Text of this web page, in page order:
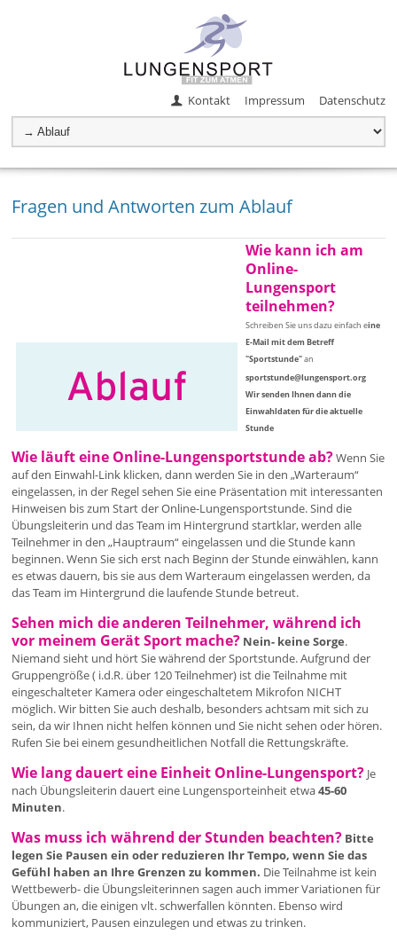
Kontakt Impressum Datenschutz
Fragen und Antworten zum Ablauf
Wie kann ich am
Online-
Lungensport
teilnehmen?
Schreiben Sie uns dazu einfach eine
E-Mail mit dem Betreff
"Sportstunde"an
sportstunde@lungensport.org
Wir senden Ihnen dann die
Einwahldaten für die aktuelle
Stunde
Wie läuft eine Online-Lungensportstunde ab?Wenn Sie
auf den Einwahl-Link klicken, dann werden Sie in den „Warteraum“
eingelassen, in der Regel sehen Sie eine Präsentation mit interessanten
Hinweisen bis zum Start der Online-Lungensportstunde. Sind die
Übungsleiterin und das Team im Hintergrund startklar, werden alle
Teilnehmer in den „Hauptraum“ eingelassen und die Stunde kann
beginnen. Wenn Sie sich erst nach Beginn der Stunde einwählen, kann
es etwas dauern, bis sie aus dem Warteraum eingelassen werden, da
das Team im Hintergrund die laufende Stunde betreut.
Sehen mich die anderen Teilnehmer, während ich
vor meinem Gerät Sport mache? Nein- keine Sorge.
Niemand sieht und hört Sie während der Sportstunde. Aufgrund der
Gruppengröße ( i.d.R. über 120 Teilnehmer) ist die Teilnahme mit
eingeschalteter Kamera oder eingeschaltetem Mikrofon NICHT
möglich. Wir bitten Sie auch deshalb, besonders achtsam mit sich zu
sein, da wir Ihnen nicht helfen können und Sie nicht sehen oder hören.
Rufen Sie bei einem gesundheitlichen Notfall die Rettungskräfte.
Wie lang dauert eine Einheit Online-Lungensport? Je
nach Übungsleiterin dauert eine Lungensporteinheit etwa45-60
Minuten.
Was muss ich während der Stunden beachten? Bitte
legen Sie Pausen ein oder reduzieren Ihr Tempo, wenn Sie das
Gefühl haben an Ihre Grenzen zu kommen. Die Teilnahme ist kein
Wettbewerb- die Übungsleiterinnen sagen auch immer Variationen für
Übungen an, die einigen vlt. schwerfallen könnten. Ebenso wird
kommuniziert, Pausen einzulegen und etwas zu trinken.